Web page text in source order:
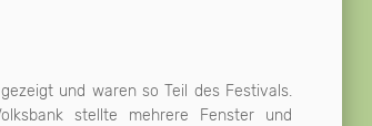
und waren so Teil des Festivals.
stellte mehrere Fenster und